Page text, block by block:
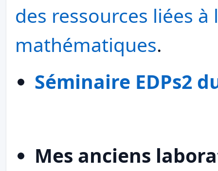
des ressources liées
mathématiques.
Séminaire EDPs2
Mes anciens